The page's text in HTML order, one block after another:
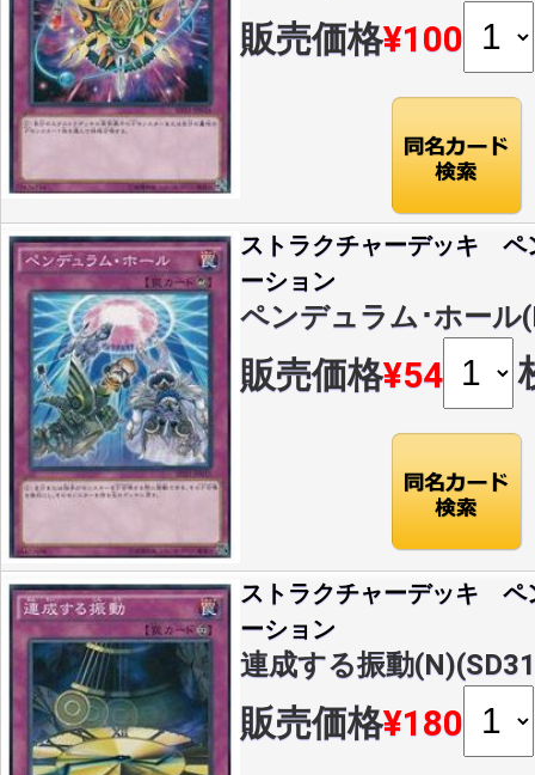
販売価格¥100
ストラクチャーデッキ ペ
ーション
ペンデュラム･ホール
販売価格¥54
ストラクチャーデッキ ペ
ーション
連成する振動
販売価格¥180